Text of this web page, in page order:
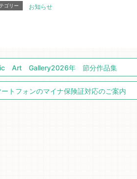
ゴリー お知らせ
Art Gallery2026年 節分作品集
ートフォンのマイナ保険証対応のご案内